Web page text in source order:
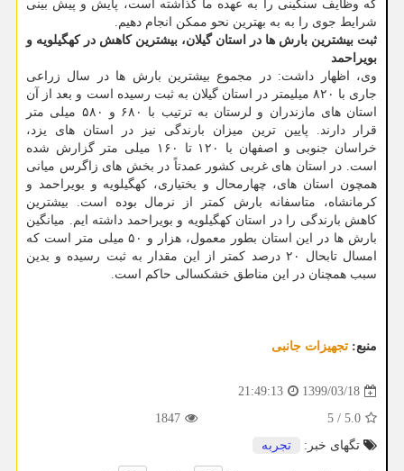
که وظایف سنگینی را به عهده ما گذاشته است، پایش و پیش بینی
شرایط جوی را به به بهترین نحو ممکن انجام دهیم.
ثبت بیشترین بارش ها در استان گیلان، بیشترین کاهش در کهگیلویه و
بویراحمد
وی، اظهار داشت: در مجموع بیشترین بارش ها در سال زراعی
جاری با ۸۲۰ میلیمتر در استان گیلان به ثبت رسیده است و بعد از آن
استان های مازندران و لرستان به ترتیب با ۶۸۰ و ۵۸۰ میلی متر
قرار دارند. پایین ترین میزان بارندگی نیز در استان های یزد،
خراسان جنوبی و اصفهان با ۱۲۰ تا ۱۶۰ میلی متر گزارش شده
است. در استان های غربی کشور عمدتاً در بخش های زاگرس میانی
همچون استان های، چهارمحال و بختیاری، کهگیلویه و بویراحمد و
کرمانشاه، متاسفانه بارش کمتر از نرمال بوده است. بیشترین
کاهش بارندگی را در استان کهگیلویه و بویراحمد داشته ایم. میانگین
بارش ها در این استان بطور معمول، هزار و ۵۰ میلی متر است که
امسال تابحال ۲۰ درصد کمتر از این مقدار به ثبت رسیده و بدین
سبب همچنان در این مناطق خشکسالی حاکم است.
منبع: تجهیزات جانبی
1399/03/18
21:49:13
5.0
/
5
1847
تگهای خبر:
تجربه